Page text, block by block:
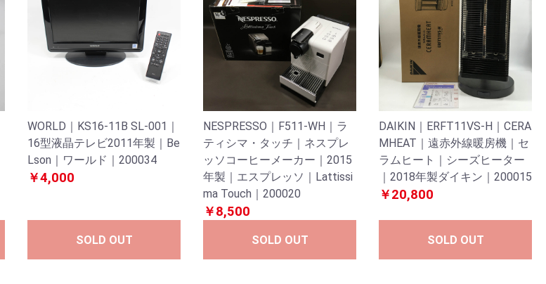
WORLD｜KS16-11B SL-001｜
16型液晶テレビ2011年製｜Be
Lson｜ワールド｜200034
￥4,000
SOLD OUT
NESPRESSO｜F511-WH｜ラ
ティシマ・タッチ｜ネスプレ
ッソコーヒーメーカー｜2015
年製｜エスプレッソ｜Lattissi
ma Touch｜200020
￥8,500
SOLD OUT
DAIKIN｜ERFT11VS-H｜CERA
MHEAT｜遠赤外線暖房機｜セ
ラムヒート｜シーズヒーター
｜2018年製ダイキン｜200015
￥20,800
SOLD OUT